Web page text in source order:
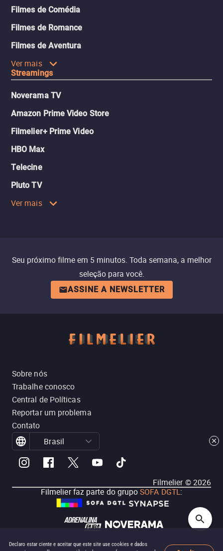
Declaro estar ciente e aceitar que este site use cookies e dados
Filmes de Comédia
Filmes de Romance
Filmes de Aventura
Ver mais
Streamings
Noverama TV
Amazon Prime Video Store
Filmelier+ Prime Video
HBO Max
Telecine
Pluto TV
Ver mais
Seu próximo filme em 5 minutos. Toda semana, a melhor
seleção para você.
ASSINE A NEWSLETTER
Sobre nós
Trabalhe conosco
Central de Políticas
Reportar um problema
Contato
Brasil
Filmelier ©2026
Filmelier faz parte do grupoSOFA DGTL: